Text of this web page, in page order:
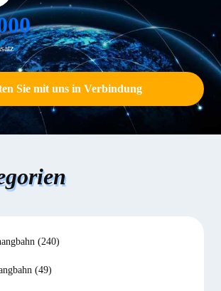
Sie mit uns in Verbindung
(240)
(49)